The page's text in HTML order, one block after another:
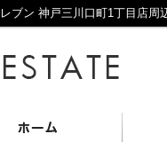
ブン 神戸三川口町1丁目店周